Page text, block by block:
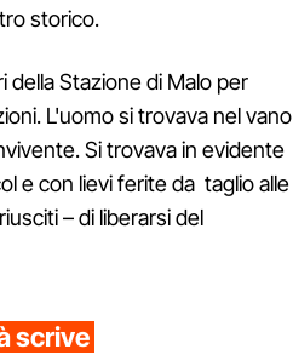
storico.
della Stazione di Malo per
L'uomo si trovava nel vano
Si trovava in evidente
e con lievi ferite da taglio alle
– di liberarsi del
scrive